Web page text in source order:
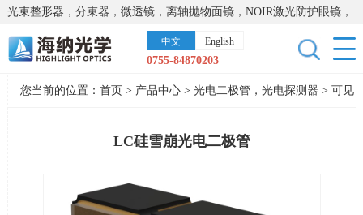
光束整形器，分束器，微透镜，离轴抛物面镜，NOIR激光防护眼镜，
太阳能模拟器，显微镜载物台，激光器，光谱仪，红外热像仪，激光
晶体
中文 English
0755-84870203
您当前的位置： 首页 > 产品中心> 光电二极管，光电探测器 > 可见
LC硅雪崩光电二极管